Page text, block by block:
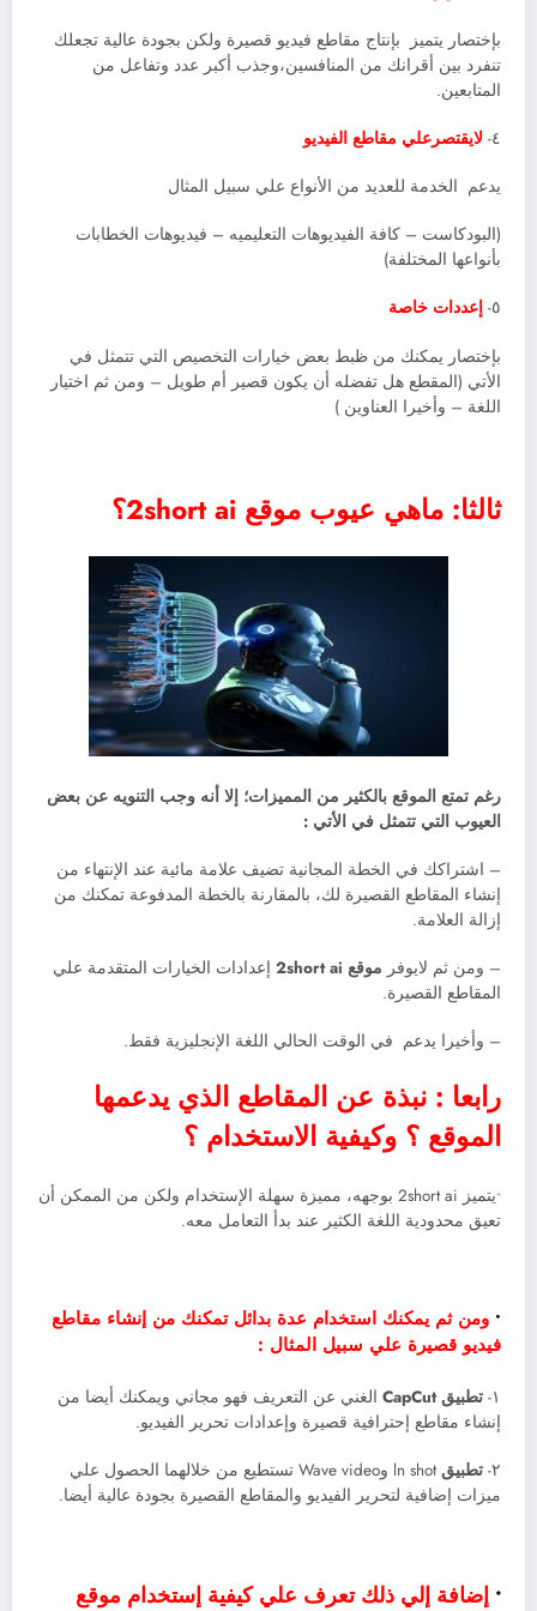
بإختصار يتميز بإنتاج مقاطع فيديو قصيرة ولكن بجودة عالية تجعلك
تنفرد بين أقرانك من المنافسين،وجذب أكبر عدد وتفاعل من
المتابعين.
٤- لايقتصرعلي مقاطع الفيديو
يدعم الخدمة للعديد من الأنواع علي سبيل المثال
(البودكاست – كافة الفيديوهات التعليميه – فيديوهات الخطابات
بأنواعها المختلفة)
٥- إعددات خاصة
بإختصار يمكنك من ظبط بعض خيارات التخصيص التي تتمثل في
الأتي (المقطع هل تفضله أن يكون قصير أم طويل – ومن ثم اختيار
اللغة – وأخيرا العناوين )
ثالثا: ماهي عيوب موقع 2short ai؟
رغم تمتع الموقع بالكثير من المميزات؛ إلا أنه وجب التنويه عن بعض
العيوب التي تتمثل في الأتي :
– اشتراكك في الخطة المجانية تضيف علامة مائية عند الإنتهاء من
إنشاء المقاطع القصيرة لك، بالمقارنة بالخطة المدفوعة تمكنك من
إزالة العلامة.
– ومن ثم لايوفر موقع 2short ai
إعدادات الخيارات المتقدمة علي
المقاطع القصيرة.
– وأخيرا يدعم في الوقت الحالي اللغة الإنجليزية فقط.
رابعا : نبذة عن المقاطع الذي يدعمها
الموقع ؟ وكيفية الاستخدام ؟
•يتميز 2short ai بوجهه، مميزة سهلة الإستخدام ولكن من الممكن أن
تعيق محدودية اللغة الكثير عند بدأ التعامل معه.
• ومن ثم يمكنك استخدام عدة بدائل تمكنك من إنشاء مقاطع
فيديو قصيرة علي سبيل المثال :
١- تطبيق CapCut
الغني عن التعريف فهو مجاني ويمكنك أيضا من
إنشاء مقاطع إحترافية قصيرة وإعدادات تحرير الفيديو.
٢- تطبيق
ln shot وWave video تستطيع من خلالهما الحصول علي
ميزات إضافية لتحرير الفيديو والمقاطع القصيرة بجودة عالية أيضا.
• إضافة إلي ذلك تعرف علي كيفية إستخدام موقع